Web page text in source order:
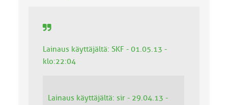
Lainaus käyttäjältä: SKF - 01.05.13 -
klo:22:04
Lainaus käyttäjältä: sir - 29.04.13 -